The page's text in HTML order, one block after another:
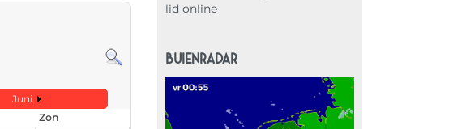
Juni
Zon
lid online
BUIENRADAR